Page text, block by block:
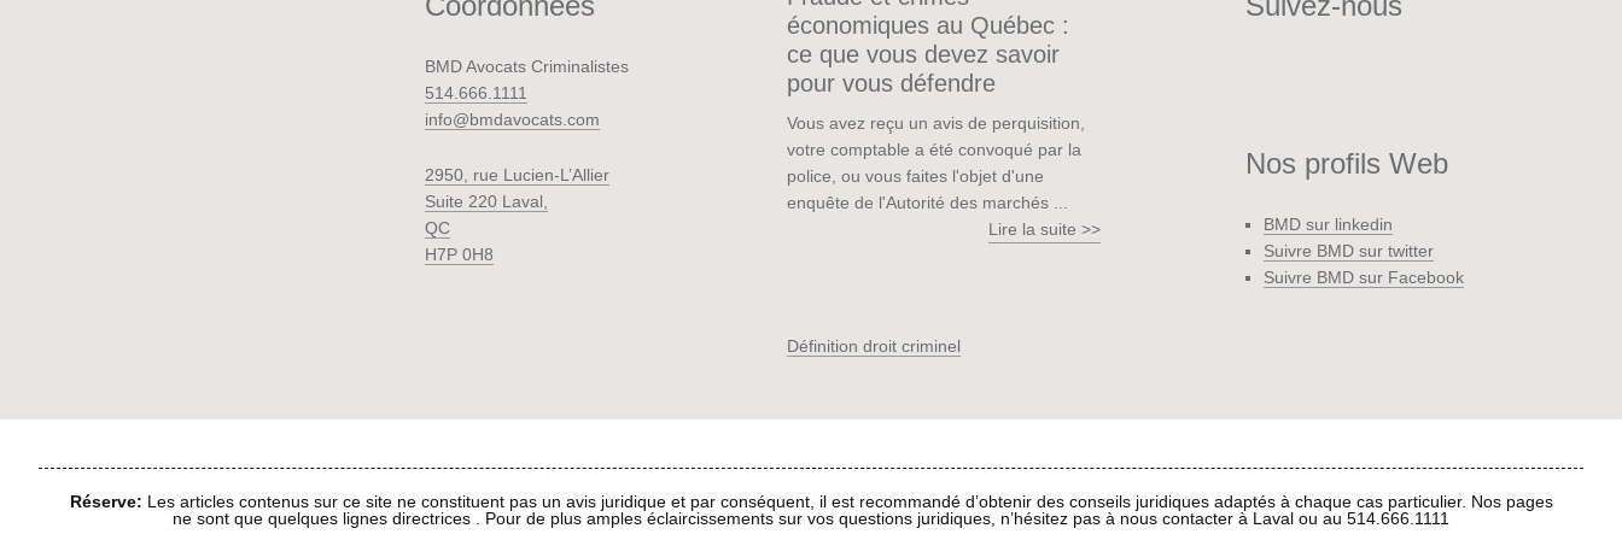
BMD Avocats Criminalistes
514.666.1111
info@bmdavocats.com
2950, rue Lucien-L’Allier
Suite 220 Laval,
QC
H7P 0H8
économiques au Québec :
ce que vous devez savoir
pour vous défendre
Vous avez reçu un avis de perquisition,
votre comptable a été convoqué par la
police, ou vous faites l'objet d'une
enquête de l'Autorité des marchés ...
Lire la suite >>
Définition droit criminel
Nos profils Web
BMD sur linkedin
Suivre BMD sur twitter
Suivre BMD sur Facebook
Réserve: Les articles contenus sur ce site ne constituent pas un avis juridique et par conséquent, il est recommandé d’obtenir des conseils juridiques adaptés à chaque cas particulier. Nos pages
ne sont que quelques lignes directrices . Pour de plus amples éclaircissements sur vos questions juridiques, n’hésitez pas à nous contacter à Laval ou au 514.666.1111